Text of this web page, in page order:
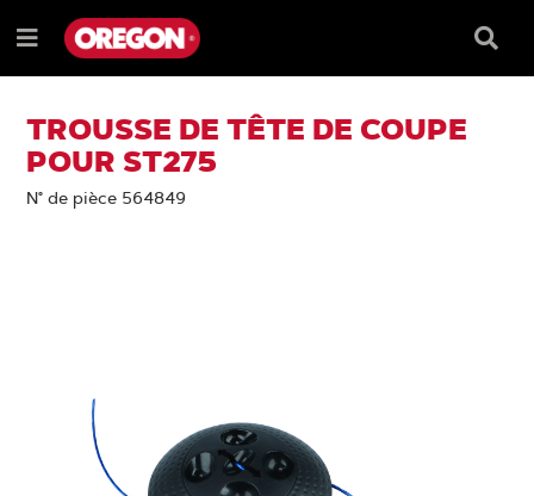
PASSER
DIRECTEMENT
CONTENU
PASSER
DIRECTEMENT
MENU
NAVIGATION
Menu
Barre
de
TROUSSE DE TÊTE DE COUPE
POUR ST275
N° de pièce 564849